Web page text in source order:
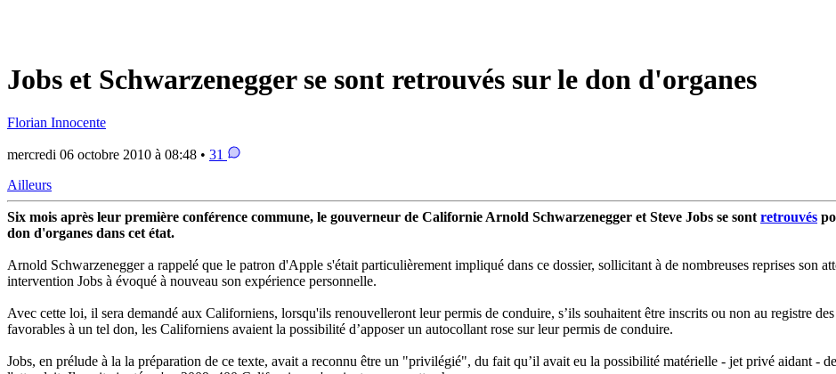
Jobs et Schwarzenegger se sont retrouvés sur le don d'organes
Florian Innocente
mercredi 06 octobre 2010 à 08:48 • 31
Ailleurs
Six mois après leur première conférence commune, le gouverneur de Californie Arnold Schwarzenegger et Steve Jobs se sont retrouvés
don d'organes dans cet état.
Arnold Schwarzenegger a rappelé que le patron d'Apple s'était particulièrement impliqué dans ce dossier, sollicitant à de nombreuses reprises son
intervention Jobs à évoqué à nouveau son expérience personnelle.
Avec cette loi, il sera demandé aux Californiens, lorsqu'ils renouvelleront leur permis de conduire, s’ils souhaitent être inscrits ou non au registre
favorables à un tel don, les Californiens avaient la possibilité d’apposer un autocollant rose sur leur permis de conduire.
Jobs, en prélude à la la préparation de ce texte, avait a reconnu être un "privilégié", du fait qu’il avait eu la possibilité matérielle - jet privé aidant -